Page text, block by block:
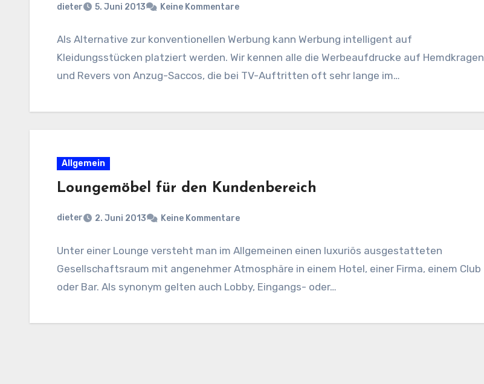
dieter 5. Juni 2013 Keine Kommentare
Als Alternative zur konventionellen Werbung kann Werbung intelligent auf
Kleidungsstücken platziert werden. Wir kennen alle die Werbeaufdrucke auf Hemdkragen
und Revers von Anzug-Saccos, die bei TV-Auftritten oft sehr lange im…
Allgemein
Loungemöbel für den Kundenbereich
dieter 2. Juni 2013 Keine Kommentare
Unter einer Lounge versteht man im Allgemeinen einen luxuriös ausgestatteten
Gesellschaftsraum mit angenehmer Atmosphäre in einem Hotel, einer Firma, einem Club
oder Bar. Als synonym gelten auch Lobby, Eingangs- oder…